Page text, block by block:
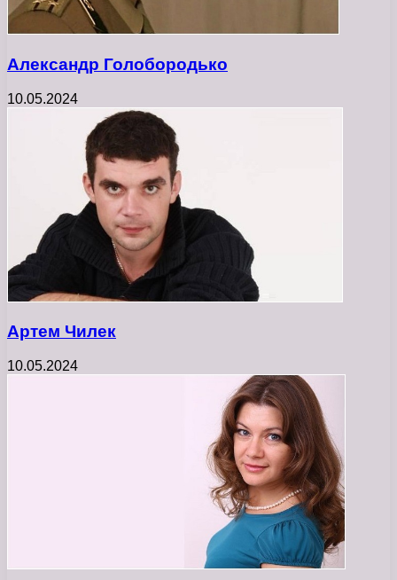
Александр Голобородько
10.05.2024
Артем Чилек
10.05.2024